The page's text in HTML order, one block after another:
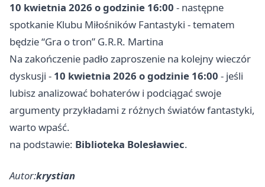
10 kwietnia 2026 o godzinie 16:00 - następne
spotkanie Klubu Miłośników Fantastyki - tematem
będzie “Gra o tron” G.R.R. Martina
Na zakończenie padło zaproszenie na kolejny wieczór
dyskusji - 10 kwietnia 2026 o godzinie 16:00 - jeśli
lubisz analizować bohaterów i podciągać swoje
argumenty przykładami z różnych światów fantastyki,
warto wpaść.
na podstawie: Biblioteka Bolesławiec.
Autor:krystian